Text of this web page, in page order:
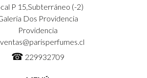
P 15,Subterráneo (-2)
Dos Providencia
Providencia
ventas@parisperfumes.cl
☎ 229932709